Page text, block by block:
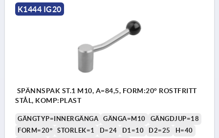
K1444 IG20
SPÄNNSPAK ST.1 M10, A=84,5, FORM:20° ROSTFRITT
STÅL, KOMP:PLAST
GÄNGTYP=INNERGÄNGA GÄNGA=M10
GÄNGDJUP=18
FORM=20°
STORLEK=1 D=24 D1=10 D2=25
H=40